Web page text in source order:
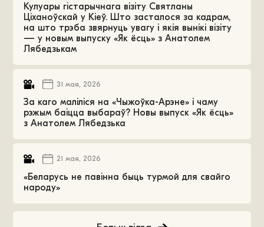
Кулуары гістарычнага візіту Святланы
Ціханоўскай у Кіеў. Што засталося за кадрам,
на што трэба звярнуць увагу і якія вынікі візіту
— у новым выпуску «Як ёсць» з Анатолем
Лябедзькам
31 мая, 2026
За каго маліліся на «Чыжоўка-Арэне» і чаму
рэжым баіцца выбараў? Новы выпуск «Як ёсць»
з Анатолем Лябедзька
21 мая, 2026
«Беларусь не павінна быць турмой для свайго
народу»